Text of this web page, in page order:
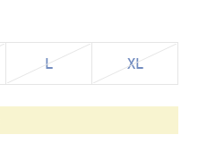
L XL